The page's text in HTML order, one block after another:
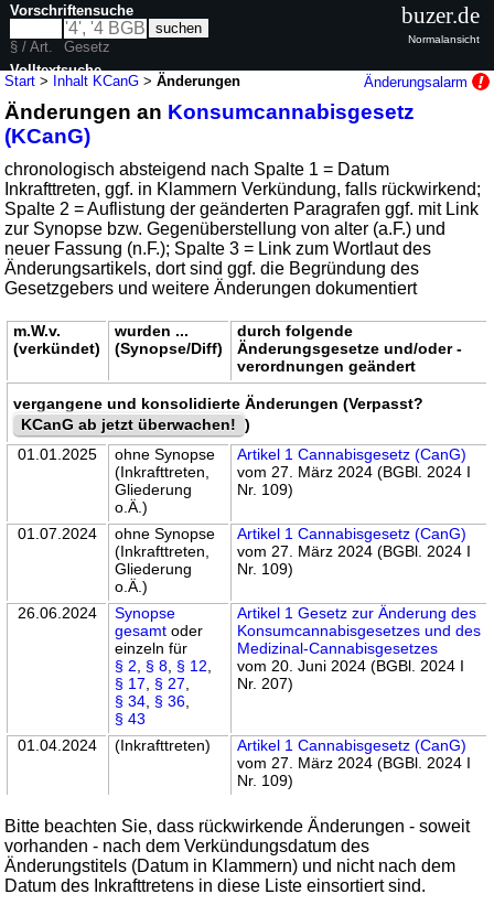
Start > Inhalt KCanG >Änderungen Änderungsalarm
Änderungen an Konsumcannabisgesetz
(KCanG)
chronologisch absteigend nach Spalte 1 = Datum
Inkrafttreten, ggf. in Klammern Verkündung, falls rückwirkend;
Spalte 2 = Auflistung der geänderten Paragrafen ggf. mit Link
zur Synopse bzw. Gegenüberstellung von alter (a.F.) und
neuer Fassung (n.F.); Spalte 3 = Link zum Wortlaut des
Änderungsartikels, dort sind ggf. die Begründung des
Gesetzgebers und weitere Änderungen dokumentiert
m.W.v.
(verkündet)
wurden ...
(Synopse/Diff)
durch folgende
Änderungsgesetze und/oder -
verordnungen geändert
vergangene und konsolidierte Änderungen (Verpasst?
KCanG ab jetzt überwachen! )
01.01.2025
ohne Synopse
(Inkrafttreten,
Gliederung
o.Ä.)
Artikel 1 Cannabisgesetz (CanG)
vom 27. März 2024 (BGBl. 2024 I
Nr. 109)
01.07.2024
ohne Synopse
(Inkrafttreten,
Gliederung
o.Ä.)
Artikel 1 Cannabisgesetz (CanG)
vom 27. März 2024 (BGBl. 2024 I
Nr. 109)
26.06.2024
Synopse
gesamt oder
einzeln für
§ 2
§ 8 § 12
§ 17
§ 27
§ 34 § 36
§ 43
Artikel 1 Gesetz zur Änderung des
Konsumcannabisgesetzes und des
Medizinal-Cannabisgesetzes
vom 20. Juni 2024 (BGBl. 2024 I
Nr. 207)
01.04.2024 (Inkrafttreten)
Artikel 1 Cannabisgesetz (CanG)
vom 27. März 2024 (BGBl. 2024 I
Nr. 109)
Bitte beachten Sie, dass rückwirkende Änderungen - soweit
vorhanden - nach dem Verkündungsdatum des
Änderungstitels (Datum in Klammern) und nicht nach dem
Datum des Inkrafttretens in diese Liste einsortiert sind.
Vorschriftensuche
§ / Art.
Gesetz
Volltextsuche
nur in KCanG
buzer.de
Normalansicht